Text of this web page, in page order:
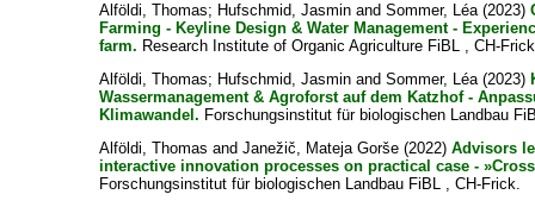
Alföldi, Thomas; Hufschmid, Jasmin andSommer, Léa(2023)
Farming - Keyline Design & Water Management -
farm. Research Institute of Organic Agriculture FiBL , CH-
Alföldi, Thomas; Hufschmid, Jasmin andSommer, Léa(2023)
Wassermanagement & Agroforst auf dem Katzhof -
Klimawandel. Forschungsinstitut für biologischen Landbau
Alföldi, Thomas andJanežič, Mateja Gorše (2022)Advisors
interactive innovation processes on practical case -
Forschungsinstitut für biologischen Landbau FiBL , CH-Frick.